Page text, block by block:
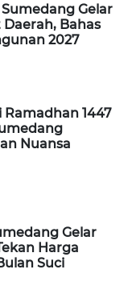
Gelar
Bahas
2027
Ramadhan 1447
Nuansa
Gelar
Harga
Suci